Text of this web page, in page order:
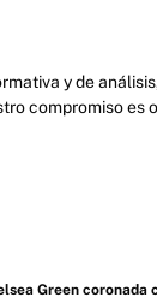
y de
compromiso
Green